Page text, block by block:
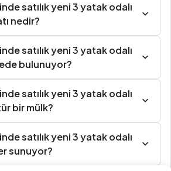
satılık yeni 3 yatak odalı
nedir?
satılık yeni 3 yatak odalı
bulunuyor?
satılık yeni 3 yatak odalı
bir mülk?
satılık yeni 3 yatak odalı
sunuyor?